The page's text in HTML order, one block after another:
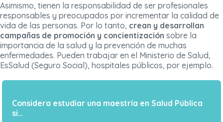
Asimismo, tienen la responsabilidad de ser profesionales
responsables y preocupados por incrementar la calidad de
vida de las personas. Por lo tanto, crean y desarrollan
campañas de promoción y concientización sobre la
importancia de la salud y la prevención de muchas
enfermedades. Pueden trabajar en el Ministerio de Salud,
EsSalud (Seguro Social), hospitales públicos, por ejemplo.
Considera estudiar una maestría en Salud Pública
si…